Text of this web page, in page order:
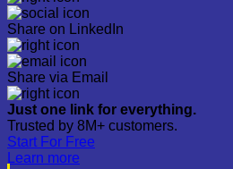
Share on LinkedIn
Share via Email
Just one link for everything.
Trusted by 8M+ customers.
Start For Free
Learn more